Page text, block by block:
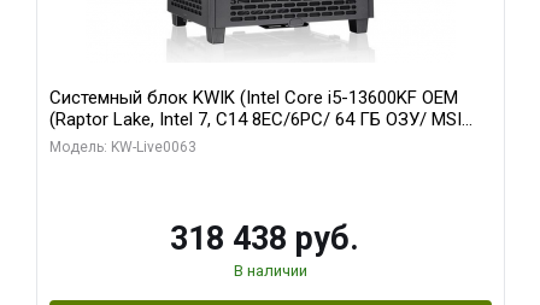
Системный блок KWIK (Intel Core i5-13600KF OEM
(Raptor Lake, Intel 7, C14 8EC/6PC/ 64 ГБ ОЗУ/ MSI
RTX5080 VENTUS 3X OC 16GB GDDR7 256bit 3xDP
Модель: KW-Live0063
318 438 руб.
В наличии